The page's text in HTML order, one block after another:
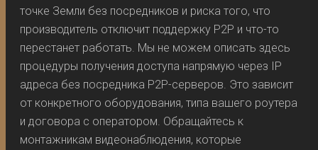
точке Земли без посредников и риска того, что
производитель отключит поддержку P2P и что-то
перестанет работать. Мы не можем описать здесь
процедуры получения доступа напрямую через IP
адреса без посредника P2P-серверов. Это зависит
от конкретного оборудования, типа вашего роутера
и договора с оператором. Обращайтесь к
монтажникам видеонаблюдения, которые